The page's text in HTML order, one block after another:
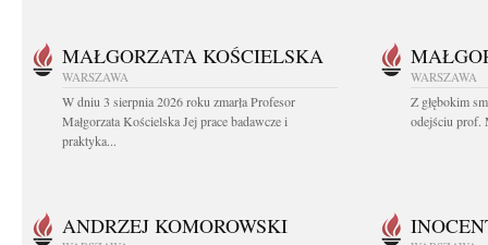
MAŁGORZATA KOŚCIELSKA
WARSZAWA
W dniu 3 sierpnia 2026 roku zmarła Profesor
Małgorzata Kościelska Jej prace badawcze i
praktyka...
WARSZAWA
Z głębokim
odejściu prof.
ANDRZEJ KOMOROWSKI